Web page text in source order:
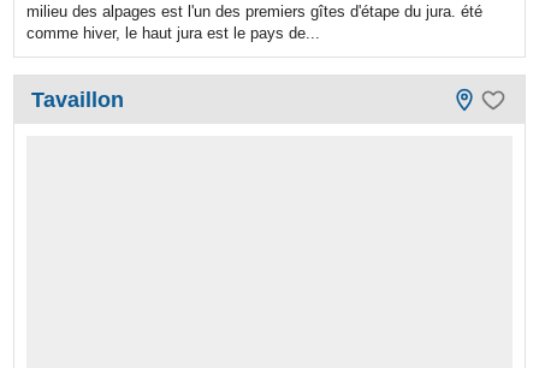
milieu des alpages est l'un des premiers gîtes d'étape du jura. été
comme hiver, le haut jura est le pays de...
Tavaillon